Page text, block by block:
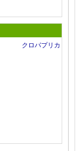
クロパプリカ